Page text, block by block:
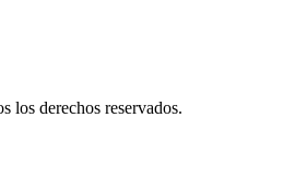
los derechos reservados.